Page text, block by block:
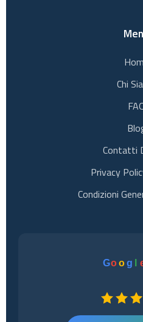
Chi
Contatti
Privacy
Condizioni
Goog